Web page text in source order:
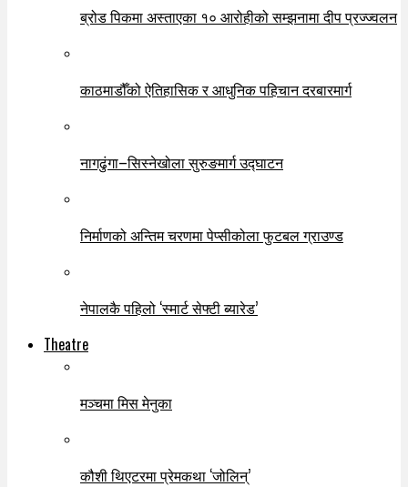
ब्रोड पिकमा अस्ताएका १० आरोहीको सम्झनामा दीप प्रज्ज्वलन
काठमाडौँको ऐतिहासिक र आधुनिक पहिचान दरबारमार्ग
नागढुंगा–सिस्नेखोला सुरुङमार्ग उद्घाटन
निर्माणको अन्तिम चरणमा पेप्सीकोला फुटबल ग्राउण्ड
नेपालकै पहिलो ‘स्मार्ट सेफ्टी ब्यारेड’
Theatre
मञ्चमा मिस मेनुका
कौशी थिएटरमा प्रेमकथा ‘जोलिन्’